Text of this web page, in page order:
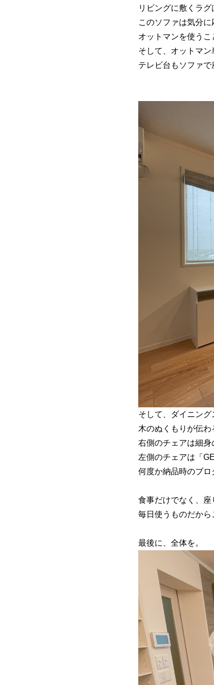
リビングに敷くラ
このソファは気分
オットマンを使うこ
そして、オットマン
テレビ台もソファで
そして、ダイニング
木のぬくもりが伝わ
右側のチェアは細身
左側のチェアは「
何度か納品時のブロ
食事だけでなく、座
毎日使うものだから
最後に、全体を。